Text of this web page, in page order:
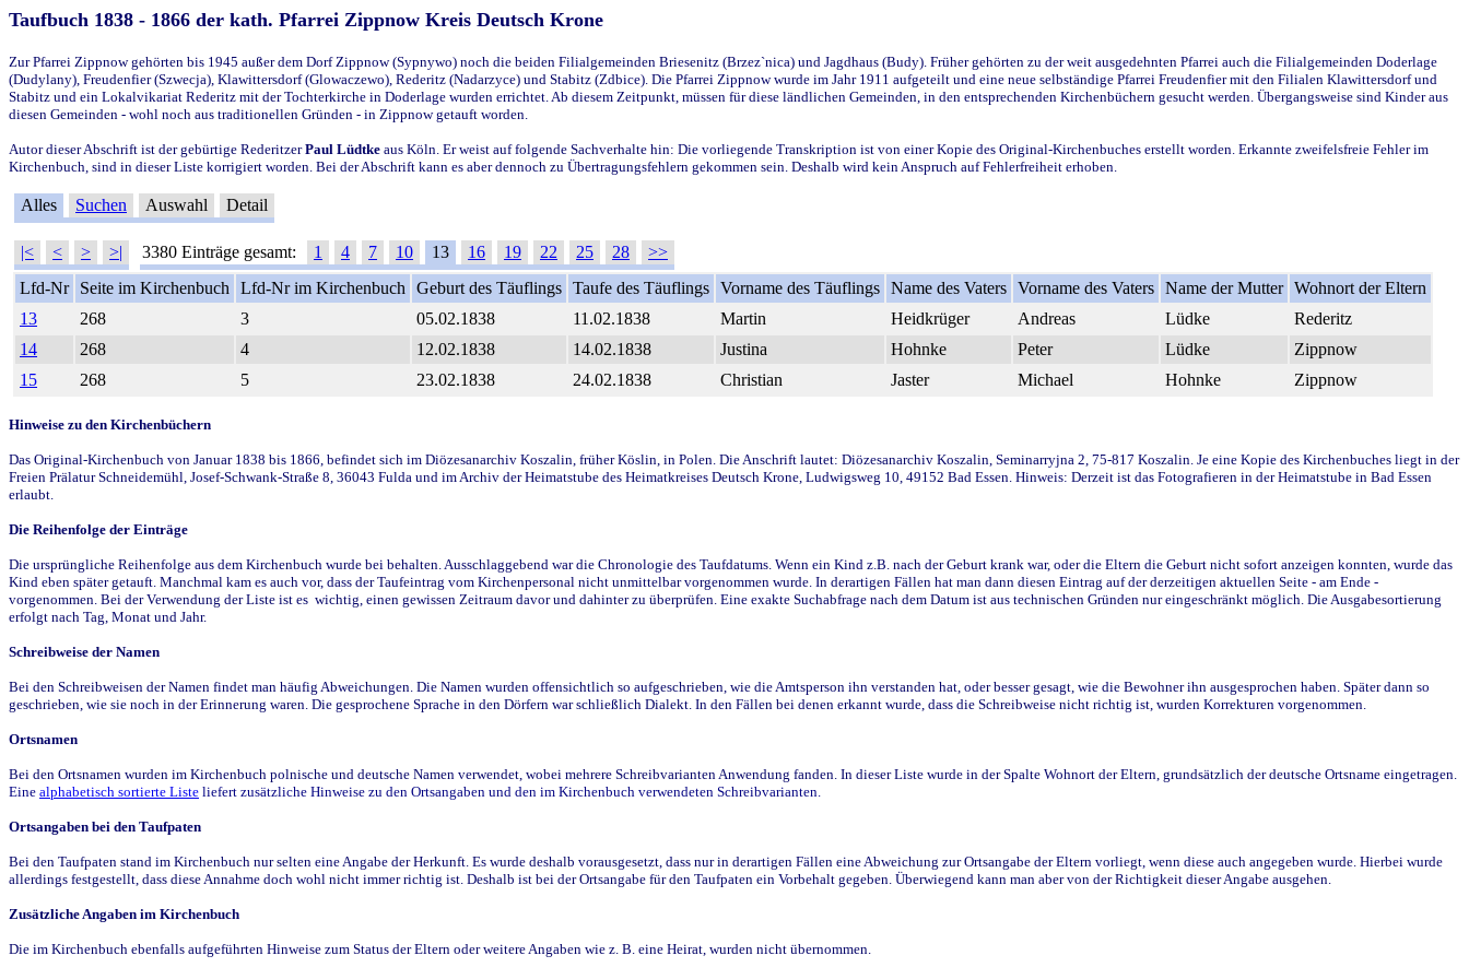
Taufbuch 1838 - 1866 der kath. Pfarrei Zippnow Kreis Deutsch Krone
Zur Pfarrei Zippnow gehörten bis 1945 außer dem Dorf Zippnow (Sypnywo) noch die beiden Filialgemeinden Briesenitz (Brzez`nica) und Jagdhaus (Budy). Früher gehörten zu der weit ausgedehnten Pfarrei auch die Filialgemeinden Doderlage
(Dudylany), Freudenfier (Szwecja), Klawittersdorf (Glowaczewo), Rederitz (Nadarzyce) und Stabitz (Zdbice). Die Pfarrei Zippnow wurde im Jahr 1911 aufgeteilt und eine neue selbständige Pfarrei Freudenfier mit den Filialen Klawittersdorf und
Stabitz und ein Lokalvikariat Rederitz mit der Tochterkirche in Doderlage wurden errichtet. Ab diesem Zeitpunkt, müssen für diese ländlichen Gemeinden, in den entsprechenden Kirchenbüchern gesucht werden. Übergangsweise sind Kinder aus
diesen Gemeinden - wohl noch aus traditionellen Gründen - in Zippnow getauft worden.
Autor dieser Abschrift ist der gebürtige RederitzerPaul Lüdtke aus Köln. Er weist auf folgende Sachverhalte hin: Die vorliegende Transkription ist von einer Kopie des Original-Kirchenbuches erstellt worden. Erkannte zweifelsfreie Fehler im
Kirchenbuch, sind in dieser Liste korrigiert worden. Bei der Abschrift kann es aber dennoch zu Übertragungsfehlern gekommen sein. Deshalb wird kein Anspruch auf Fehlerfreiheit erhoben.
Alles Suchen Auswahl Detail
|< < > >| 3380 Einträge gesamt: 1 4 7 10 13 16 19 22 25 28
>>
Lfd-Nr
Seite im Kirchenbuch Lfd-Nr im Kirchenbuch Geburt des Täuflings Taufe des Täuflings Vorname des Täuflings Name des Vaters Vorname des Vaters Name der Mutter Wohnort der Eltern
13
268 3 05.02.1838 11.02.1838 Martin Heidkrüger Andreas Lüdke
Rederitz
14
268 4 12.02.1838 14.02.1838 Justina Hohnke Peter Lüdke
Zippnow
15
268 5 23.02.1838 24.02.1838 Christian Jaster Michael Hohnke Zippnow
Hinweise zu den Kirchenbüchern
Das Original-Kirchenbuch von Januar 1838 bis 1866, befindet sich im Diözesanarchiv Koszalin, früher Köslin, in Polen. Die Anschrift lautet: Diözesanarchiv Koszalin, Seminarryjna 2, 75-817 Koszalin. Je eine Kopie des Kirchenbuches liegt in der
Freien Prälatur Schneidemühl, Josef-Schwank-Straße 8, 36043 Fulda und im Archiv der Heimatstube des Heimatkreises Deutsch Krone, Ludwigsweg 10, 49152 Bad Essen. Hinweis: Derzeit ist das Fotografieren in der Heimatstube in Bad Essen
erlaubt.
Die Reihenfolge der Einträge
Die ursprüngliche Reihenfolge aus dem Kirchenbuch wurde bei behalten. Ausschlaggebend war die Chronologie des Taufdatums. Wenn ein Kind z.B. nach der Geburt krank war, oder die Eltern die Geburt nicht sofort anzeigen konnten, wurde das
Kind eben später getauft. Manchmal kam es auch vor, dass der Taufeintrag vom Kirchenpersonal nicht unmittelbar vorgenommen wurde. In derartigen Fällen hat man dann diesen Eintrag auf der derzeitigen aktuellen Seite - am Ende -
vorgenommen. Bei der Verwendung der Liste ist es wichtig, einen gewissen Zeitraum davor und dahinter zu überprüfen. Eine exakte Suchabfrage nach dem Datum ist aus technischen Gründen nur eingeschränkt möglich. Die Ausgabesortierung
erfolgt nach Tag, Monat und Jahr.
Schreibweise der Namen
Bei den Schreibweisen der Namen findet man häufig Abweichungen. Die Namen wurden offensichtlich so aufgeschrieben, wie die Amtsperson ihn verstanden hat, oder besser gesagt, wie die Bewohner ihn ausgesprochen haben. Später dann so
geschrieben, wie sie noch in der Erinnerung waren. Die gesprochene Sprache in den Dörfern war schließlich Dialekt. In den Fällen bei denen erkannt wurde, dass die Schreibweise nicht richtig ist, wurden Korrekturen vorgenommen.
Ortsnamen
Bei den Ortsnamen wurden im Kirchenbuch polnische und deutsche Namen verwendet, wobei mehrere Schreibvarianten Anwendung fanden. In dieser Liste wurde in der Spalte Wohnort der Eltern, grundsätzlich der deutsche Ortsname eingetragen.
Eine alphabetisch sortierte Liste liefert zusätzliche Hinweise zu den Ortsangaben und den im Kirchenbuch verwendeten Schreibvarianten.
Ortsangaben bei den Taufpaten
Bei den Taufpaten stand im Kirchenbuch nur selten eine Angabe der Herkunft. Es wurde deshalb vorausgesetzt, dass nur in derartigen Fällen eine Abweichung zur Ortsangabe der Eltern vorliegt, wenn diese auch angegeben wurde. Hierbei wurde
allerdings festgestellt, dass diese Annahme doch wohl nicht immer richtig ist. Deshalb ist bei der Ortsangabe für den Taufpaten ein Vorbehalt gegeben. Überwiegend kann man aber von der Richtigkeit dieser Angabe ausgehen.
Zusätzliche Angaben im Kirchenbuch
Die im Kirchenbuch ebenfalls aufgeführten Hinweise zum Status der Eltern oder weitere Angaben wie z. B. eine Heirat, wurden nicht übernommen.